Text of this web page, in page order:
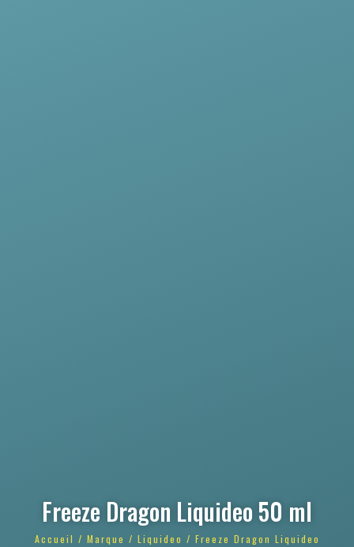
Freeze Dragon Liquideo 50 ml
Accueil / Marque / Liquideo / Freeze Dragon Liquideo